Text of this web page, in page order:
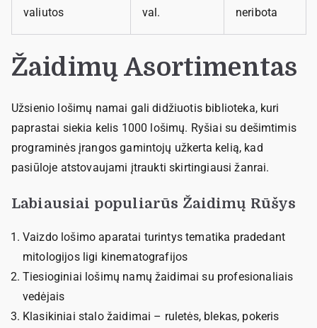
valiutos
val.
neribota
Žaidimų Asortimentas
Užsienio lošimų namai gali didžiuotis biblioteka, kuri
paprastai siekia kelis 1000 lošimų. Ryšiai su dešimtimis
programinės įrangos gamintojų užkerta kelią, kad
pasiūloje atstovaujami įtraukti skirtingiausi žanrai.
Labiausiai populiarūs Žaidimų Rūšys
Vaizdo lošimo aparatai turintys tematika pradedant
mitologijos ligi kinematografijos
Tiesioginiai lošimų namų žaidimai su profesionaliais
vedėjais
Klasikiniai stalo žaidimai – ruletės, blekas, pokeris